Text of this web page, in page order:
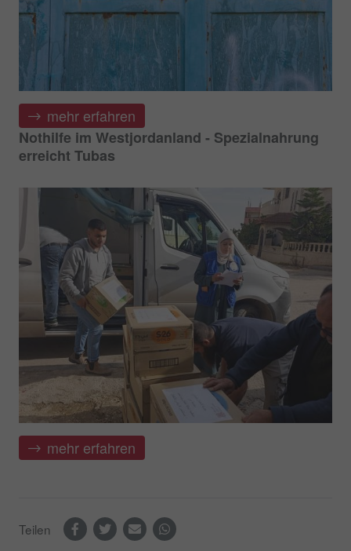
mehr erfahren
Nothilfe im Westjordanland - Spezialnahrung
erreicht Tubas
mehr erfahren
Teilen